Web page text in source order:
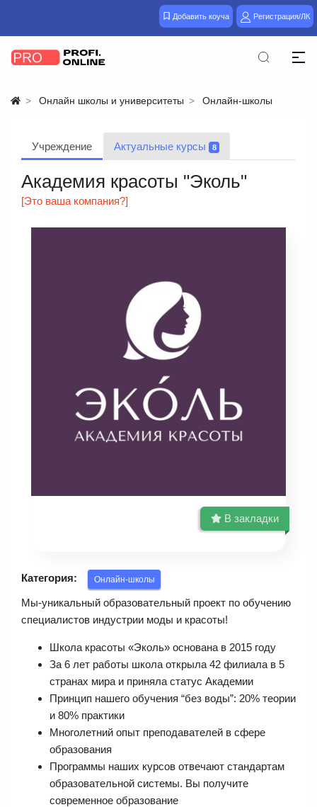
Добавить коуча Регистрация/ЛК
Онлайн школы и университеты Онлайн-школы
Учреждение Актуальные курсы 8
Академия красоты "Эколь"
[Это ваша компания?]
В закладки
Категория: Онлайн-школы
Мы-уникальный образовательный проект по обучению
специалистов индустрии моды и красоты!
Школа красоты «Эколь» основана в 2015 году
За 6 лет работы школа открыла 42 филиала в 5
странах мира и приняла статус Академии
Принцип нашего обучения “без воды”: 20% теории
и 80% практики
Многолетний опыт преподавателей в сфере
образования
Программы наших курсов отвечают стандартам
образовательной системы. Вы получите
современное образование